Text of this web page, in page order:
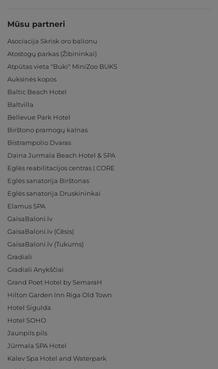
Mūsu partneri
Asociacija Skrisk oro balionu
Atostogų parkas (Žibininkai)
Atpūtas vieta "Buki" MiniZoo BUKS
Auksinės kopos
Baltic Beach Hotel
Baltvilla
Bellevue Park Hotel
Birštono pramogų kalnas
Bistrampolio Dvaras
Daina Jurmala Beach Hotel & SPA
Eglės reabilitacijos centras | CORE
Eglės sanatorija Birštonas
Eglės sanatorija Druskininkai
Elamus SPA
GaisaBaloni.lv
GaisaBaloni.lv (Cēsis)
GaisaBaloni.lv (Tukums)
Gradiali
Gradiali Anykščiai
Grand Poet Hotel by SemaraH
Hilton Garden Inn Riga Old Town
Hotel Sigulda
Hotel SOHO
Jaunpils pils
Jūrmala SPA Hotel
Kalev Spa Hotel and Waterpark